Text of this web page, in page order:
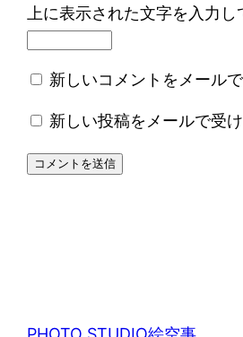
上に表示された文字を入力し
新しいコメントをメール
新しい投稿をメールで受